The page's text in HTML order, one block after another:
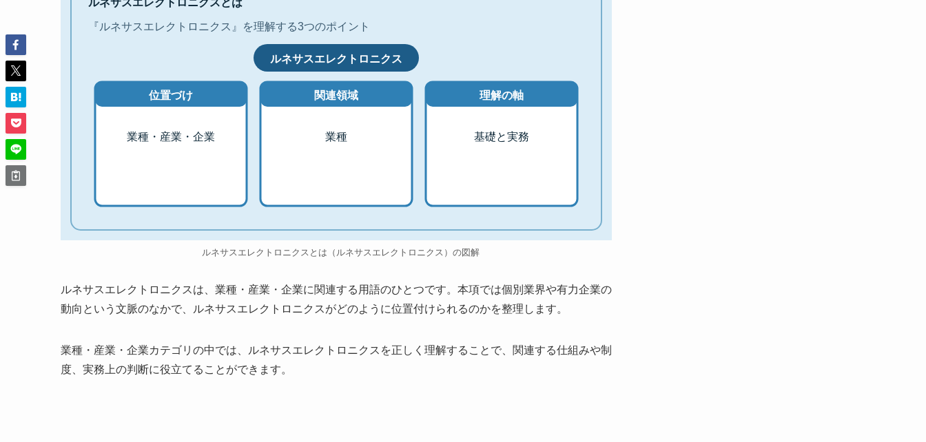
『ルネサスエレクトロニクス』を理解する3つのポイント
ルネサスエレクトロニクス
位置づけ
業種・産業・企業
関連領域
業種
理解の軸
基礎と実務
ルネサスエレクトロニクスとは（ルネサスエレクトロニクス）の図解
ルネサスエレクトロニクスは、業種・産業・企業に関連する用語のひとつです。本項では個別業界や有力企業の
動向という文脈のなかで、ルネサスエレクトロニクスがどのように位置付けられるのかを整理します。
業種・産業・企業カテゴリの中では、ルネサスエレクトロニクスを正しく理解することで、関連する仕組みや制
度、実務上の判断に役立てることができます。